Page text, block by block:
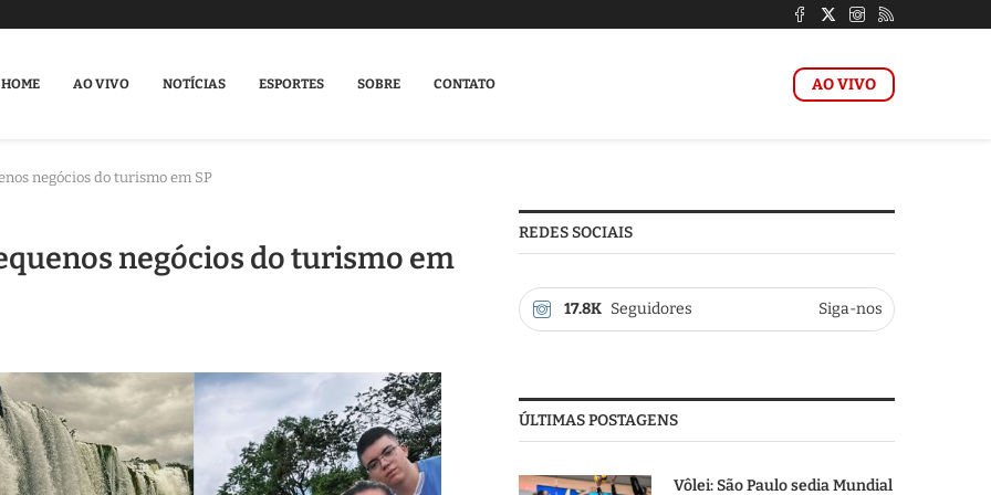
HOME AO VIVO NOTÍCIAS ESPORTES SOBRE CONTATO AO VIVO
negócios do turismo em SP
negócios do turismo em
REDES SOCIAIS
17.8K Seguidores Siga-nos
ÚLTIMAS POSTAGENS
Vôlei: São Paulo sedia Mundial